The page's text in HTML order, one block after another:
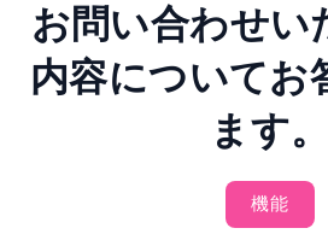
お問い合わせい
内容についてお
ます。
機能